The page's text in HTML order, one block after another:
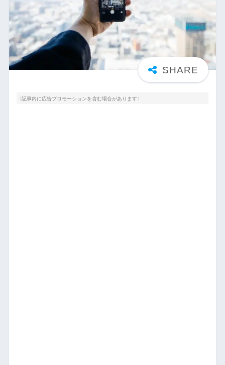
〈記事内に広告プロモーションを含む場合があります〉